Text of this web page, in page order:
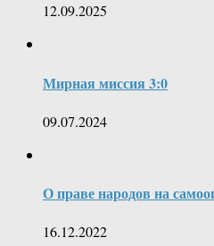
12.09.2025
Мирная миссия 3:0
09.07.2024
О праве народов на
16.12.2022